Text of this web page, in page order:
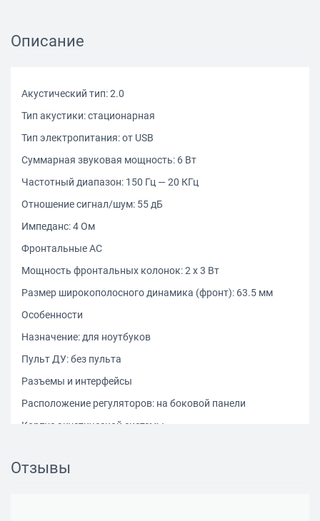
Описание
Акустический тип: 2.0
Тип акустики: стационарная
Тип электропитания: от USB
Суммарная звуковая мощность: 6 Вт
Частотный диапазон: 150 Гц — 20 КГц
Отношение сигнал/шум: 55 дБ
Импеданс: 4 Ом
Фронтальные АС
Мощность фронтальных колонок: 2 х 3 Вт
Размер широкополосного динамика (фронт): 63.5 мм
Особенности
Назначение: для ноутбуков
Пульт ДУ: без пульта
Разъемы и интерфейсы
Расположение регуляторов: на боковой панели
Корпус акустической системы
Размер фронтальных колонок (ШхВхГ): 85 х 140 х 96 мм
Отзывы